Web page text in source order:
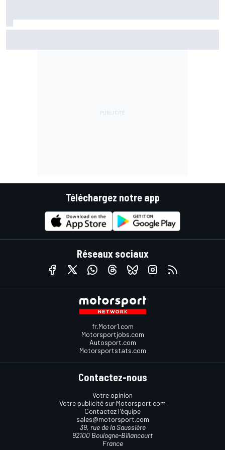
Téléchargez notre app
Réseaux sociaux
fr.Motor1.com
Motorsportjobs.com
Autosport.com
Motorsportstats.com
Contactez-nous
Votre opinion
Votre publicité sur Motorsport.com
Contactez l'équipe
sales@motorsport.com
39, rue de la Saussière
92100 Boulogne-Billancourt
France